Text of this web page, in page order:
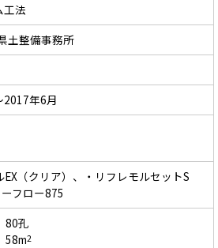
工法
土整備事務所
年6月
EX（クリア）、・リフレモルセットS
フロー875
80孔
2